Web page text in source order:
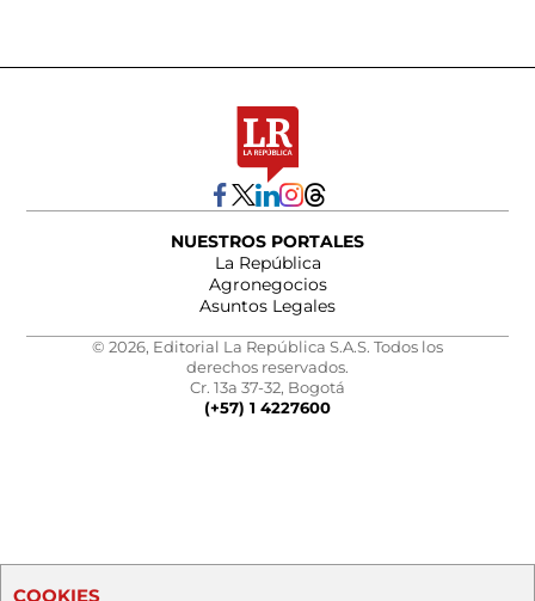
NUESTROS PORTALES
La República
Agronegocios
Asuntos Legales
© 2026, Editorial La República S.A.S. Todos los
derechos reservados.
Cr. 13a 37-32, Bogotá
(+57) 1 4227600
COOKIES